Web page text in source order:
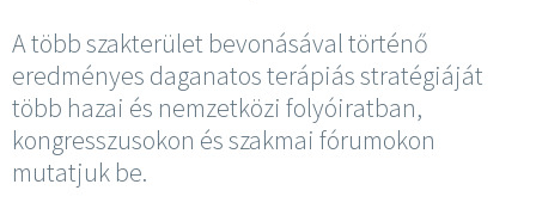
A több szakterület bevonásával történő
eredményes daganatos terápiás stratégiáját
több hazai és nemzetközi folyóiratban,
kongresszusokon és szakmai fórumokon
mutatjuk be.